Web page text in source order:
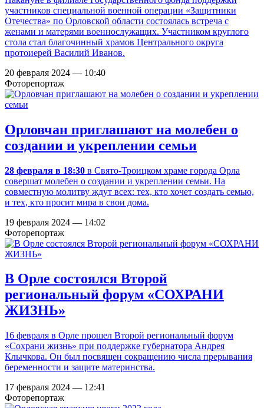
участников специальной военной операции «Защитники
Отечества» по Орловской области состоялась встреча с
женами и матерями военнослужащих. Участником круглого
стола стал благочинный храмов Центрального округа
протоиерей Василий Иванов.
20 февраля 2024 — 10:40
Фоторепортаж
Орловчан приглашают на молебен о
создании и укреплении семьи
28 февраля в 18:30 в Свято-Троицком храме города Орла
совершат молебен о создании и укреплении семьи. На
совместную молитву ждут всех: тех, кто хочет создать семью,
и тех, кто просит мира в свои дома.
19 февраля 2024 — 14:02
Фоторепортаж
В Орле состоялся Второй
региональный форум «СОХРАНИ
ЖИЗНЬ»
16 февраля в Орле прошел Второй региональный форум
«Сохрани жизнь» при поддержке губернатора Андрея
Клычкова. Он был посвящен сокращению числа прерывания
беременности и защите материнства.
17 февраля 2024 — 12:41
Фоторепортаж